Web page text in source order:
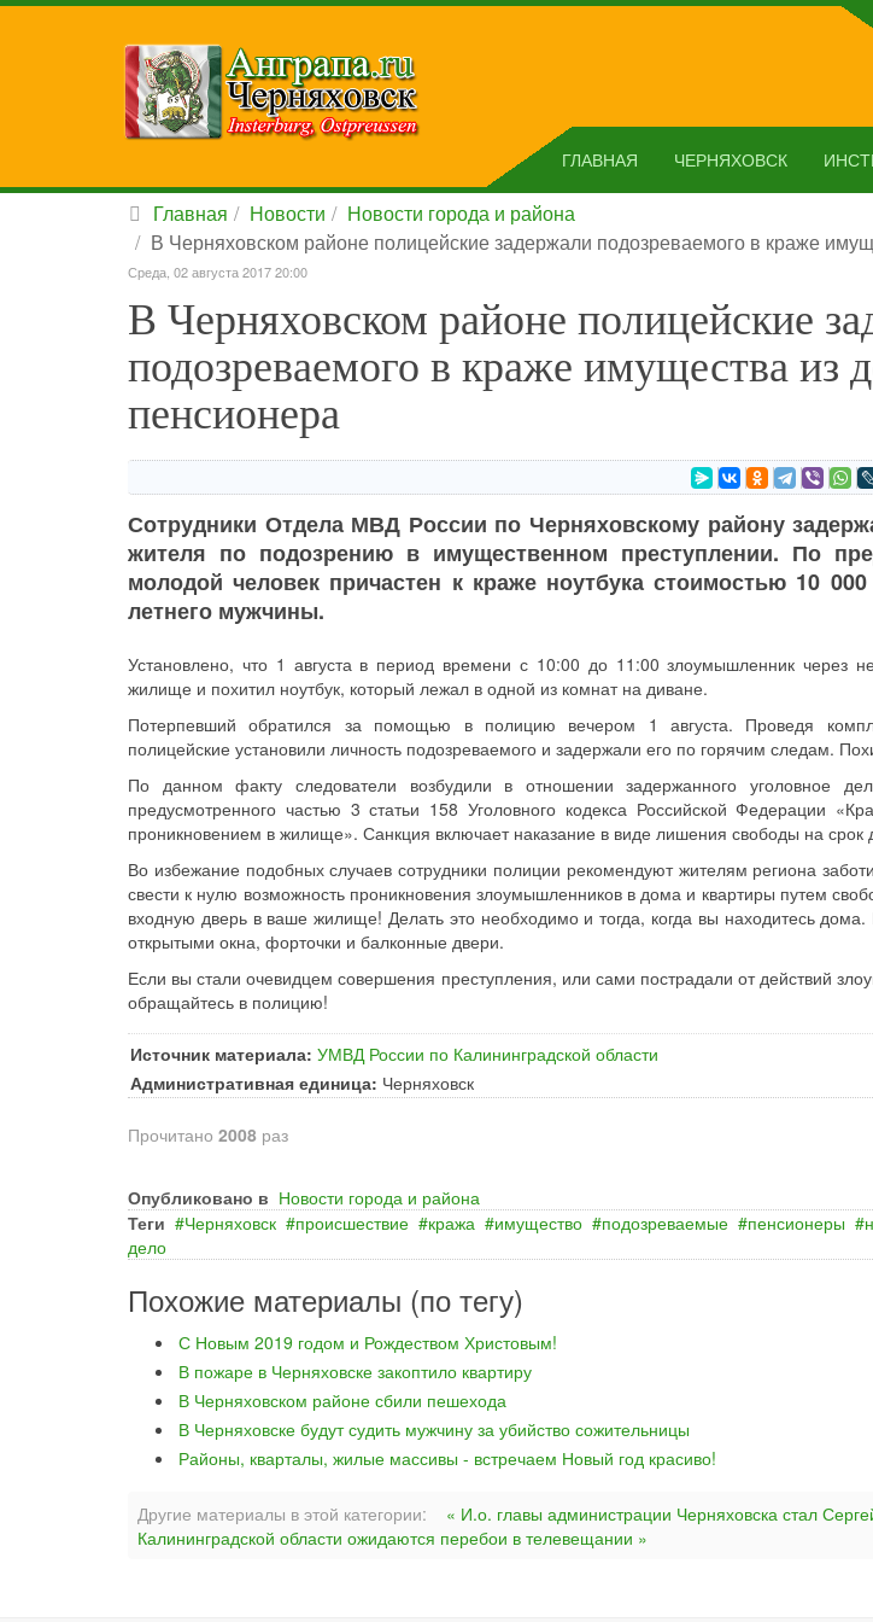
ГЛАВНАЯ ЧЕРНЯХОВСК
Главная Новости
Новости города и района
В Черняховском районе полицейские задержали подозреваемого в краже
Среда, 02 августа 2017 20:00
В Черняховском районе полицейские
подозреваемого в краже имущества из
пенсионера
Сотрудники Отдела МВД России по Черняховскому району
жителя по подозрению в имущественном преступлении. По
молодой человек причастен к краже ноутбука стоимостью 10
летнего мужчины.
Установлено, что 1 августа в период времени с 10:00 до 11:00 злоумышленник через
жилище и похитил ноутбук, который лежал в одной из комнат на диване.
Потерпевший обратился за помощью в полицию вечером 1 августа. Проведя
полицейские установили личность подозреваемого и задержали его по горячим следам.
По данном факту следователи возбудили в отношении задержанного уголовное
предусмотренного частью 3 статьи 158 Уголовного кодекса Российской Федерации
проникновением в жилище». Санкция включает наказание в виде лишения свободы на срок
Во избежание подобных случаев сотрудники полиции рекомендуют жителям региона
свести к нулю возможность проникновения злоумышленников в дома и квартиры путем
входную дверь в ваше жилище! Делать это необходимо и тогда, когда вы находитесь дома.
открытыми окна, форточки и балконные двери.
Если вы стали очевидцем совершения преступления, или сами пострадали от действий
обращайтесь в полицию!
Источник материала: УМВД России по Калининградской области
Административная единица: Черняховск
Прочитано 2008 раз
Опубликовано в Новости города и района
Теги
Черняховск происшествие кража имущество подозреваемые пенсионеры
дело
Похожие материалы (по тегу)
С Новым 2019 годом и Рождеством Христовым!
В пожаре в Черняховске закоптило квартиру
В Черняховском районе сбили пешехода
В Черняховске будут судить мужчину за убийство сожительницы
Районы, кварталы, жилые массивы - встречаем Новый год красиво!
Другие материалы в этой категории: « И.о. главы администрации Черняховска стал
Калининградской области ожидаются перебои в телевещании »